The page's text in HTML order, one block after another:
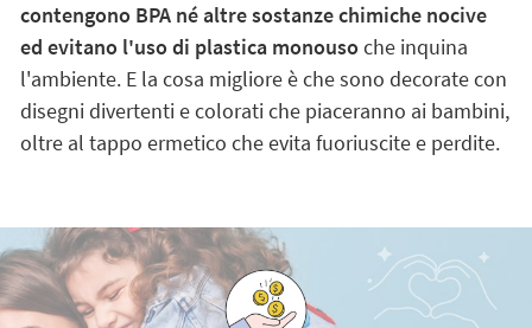
contengono BPA né altre sostanze chimiche nocive
ed evitano l'uso di plastica monousoche inquina
l'ambiente. E la cosa migliore è che sono decorate con
disegni divertenti e colorati che piaceranno ai bambini,
oltre al tappo ermetico che evita fuoriuscite e perdite.